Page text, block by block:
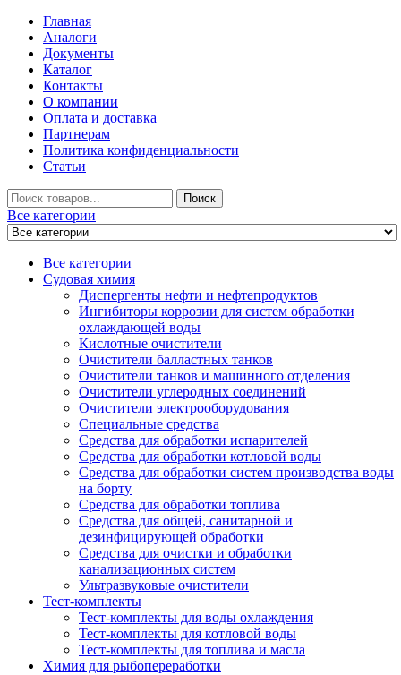
Главная
Аналоги
Документы
Каталог
Контакты
О компании
Оплата и доставка
Партнерам
Политика конфиденциальности
Статьи
Искать
Поиск
Все категории
Все категории
Судовая химия
Диспергенты нефти и нефтепродуктов
Ингибиторы коррозии для систем обработки
охлаждающей воды
Кислотные очистители
Очистители балластных танков
Очистители танков и машинного отделения
Очистители углеродных соединений
Очистители электрооборудования
Специальные средства
Средства для обработки испарителей
Средства для обработки котловой воды
Средства для обработки систем производства воды
на борту
Средства для обработки топлива
Средства для общей, санитарной и
дезинфицирующей обработки
Средства для очистки и обработки
канализационных систем
Ультразвуковые очистители
Тест-комплекты
Тест-комплекты для воды охлаждения
Тест-комплекты для котловой воды
Тест-комплекты для топлива и масла
Химия для рыбопереработки